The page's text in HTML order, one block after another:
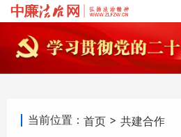
当前位置： 首页 > 共建合作